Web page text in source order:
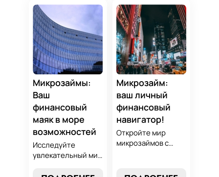
вариант,
разработать
стратегию
погашения и
обеспечить свою
финансовую
безопасность. Ваш
компас в мире
микрокредитов!
стратегии
погашения и
обеспечить себе
финансовую
стабильность. Ваш
ключ к умным
финансам здесь!
Микрозаймы:
Ваш
финансовый
маяк в море
возможностей
Исследуйте
увлекательный мир
Микрозайм:
ваш личный
финансовый
навигатор!
Откройте мир
микрозаймов с
лучшие стратегии